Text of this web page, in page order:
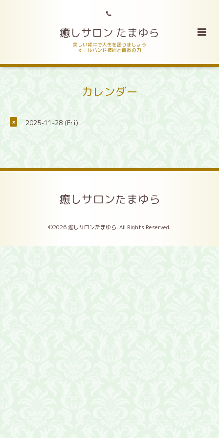
癒しサロン たまゆら
美しい背中で人生を語りましょう
オールハンド技術と自然の力
カレンダー
× 2025-11-28 (Fri)
癒しサロンたまゆら
©2026癒しサロンたまゆら. All Rights Reserved.